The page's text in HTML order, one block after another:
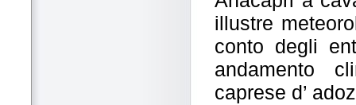
illustre
conto degli
andamento
caprese d’